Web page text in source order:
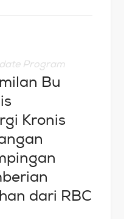
Program
Bu
Kronis
dari RBC